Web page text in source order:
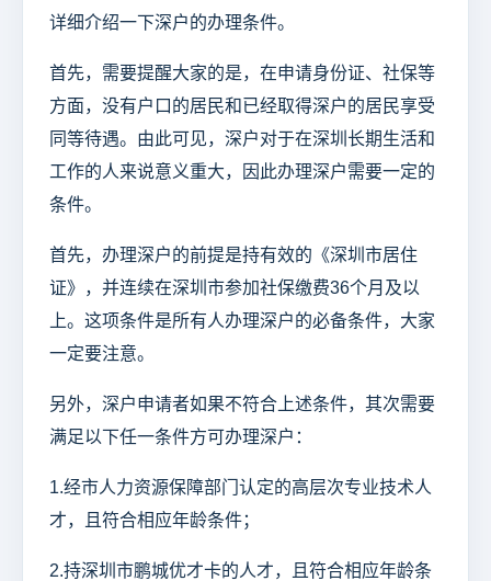
详细介绍一下深户的办理条件。
首先，需要提醒大家的是，在申请身份证、社保等
方面，没有户口的居民和已经取得深户的居民享受
同等待遇。由此可见，深户对于在深圳长期生活和
工作的人来说意义重大，因此办理深户需要一定的
条件。
首先，办理深户的前提是持有效的《深圳市居住
证》，并连续在深圳市参加社保缴费36个月及以
上。这项条件是所有人办理深户的必备条件，大家
一定要注意。
另外，深户申请者如果不符合上述条件，其次需要
满足以下任一条件方可办理深户：
1.经市人力资源保障部门认定的高层次专业技术人
才，且符合相应年龄条件；
2.持深圳市鹏城优才卡的人才，且符合相应年龄条